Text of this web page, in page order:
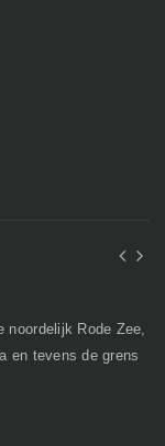
noordelijk Rode Zee,
en tevens de grens